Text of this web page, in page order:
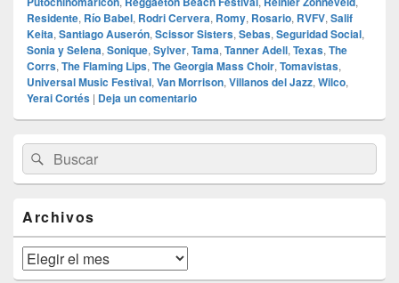
Residente, Río Babel, Rodri Cervera, Romy, Rosario, RVFV, Salif
Keita, Santiago Auserón, Scissor Sisters, Sebas, Seguridad Social,
Sonia y Selena, Sonique, Sylver, Tama, Tanner Adell, Texas, The
Corrs, The Flaming Lips, The Georgia Mass Choir, Tomavistas,
Universal Music Festival, Van Morrison, Villanos del Jazz, Wilco,
Yerai Cortés | Deja un comentario
área
de
widget
lateral
primaria
Buscar
por:
Buscar
Archivos
Archivos